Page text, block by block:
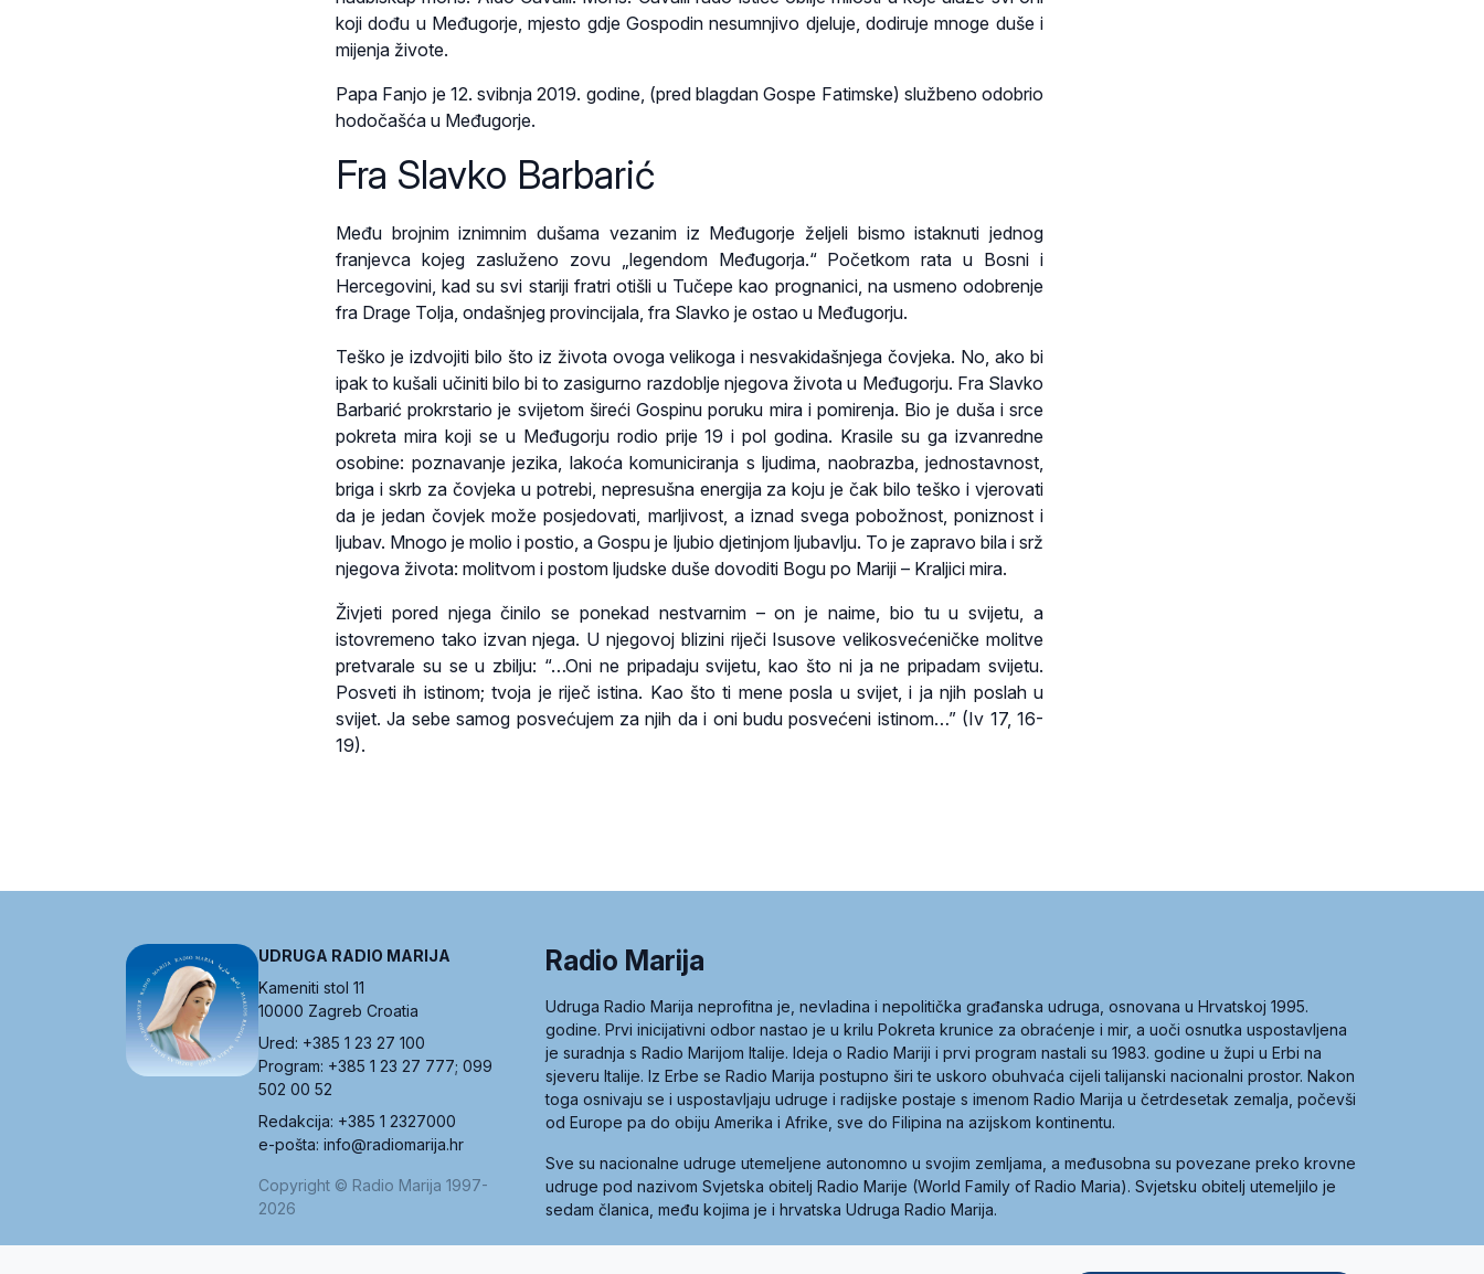
koji dođu u Međugorje, mjesto gdje Gospodin nesumnjivo djeluje, dodiruje mnoge duše i
mijenja živote.
Papa Fanjo je 12. svibnja 2019. godine, (pred blagdan Gospe Fatimske) službeno odobrio
hodočašća u Međugorje.
Fra Slavko Barbarić
Među brojnim iznimnim dušama vezanim iz Međugorje željeli bismo istaknuti jednog
franjevca kojeg zasluženo zovu „legendom Međugorja.“ Početkom rata u Bosni i
Hercegovini, kad su svi stariji fratri otišli u Tučepe kao prognanici, na usmeno odobrenje
fra Drage Tolja, ondašnjeg provincijala, fra Slavko je ostao u Međugorju.
Teško je izdvojiti bilo što iz života ovoga velikoga i nesvakidašnjega čovjeka. No, ako bi
ipak to kušali učiniti bilo bi to zasigurno razdoblje njegova života u Međugorju. Fra Slavko
Barbarić prokrstario je svijetom šireći Gospinu poruku mira i pomirenja. Bio je duša i srce
pokreta mira koji se u Međugorju rodio prije 19 i pol godina. Krasile su ga izvanredne
osobine: poznavanje jezika, lakoća komuniciranja s ljudima, naobrazba, jednostavnost,
briga i skrb za čovjeka u potrebi, nepresušna energija za koju je čak bilo teško i vjerovati
da je jedan čovjek može posjedovati, marljivost, a iznad svega pobožnost, poniznost i
ljubav. Mnogo je molio i postio, a Gospu je ljubio djetinjom ljubavlju. To je zapravo bila i srž
njegova života: molitvom i postom ljudske duše dovoditi Bogu po Mariji – Kraljici mira.
Živjeti pored njega činilo se ponekad nestvarnim – on je naime, bio tu u svijetu, a
istovremeno tako izvan njega. U njegovoj blizini riječi Isusove velikosvećeničke molitve
pretvarale su se u zbilju: “…Oni ne pripadaju svijetu, kao što ni ja ne pripadam svijetu.
Posveti ih istinom; tvoja je riječ istina. Kao što ti mene posla u svijet, i ja njih poslah u
svijet. Ja sebe samog posvećujem za njih da i oni budu posvećeni istinom…” (Iv 17, 16-
19).
UDRUGA RADIO MARIJA
Kameniti stol 11
10000 Zagreb Croatia
Ured: +385 1 23 27 100
Program: +385 1 23 27 777; 099
502 00 52
Redakcija: +385 1 2327000
e-pošta: info@radiomarija.hr
Copyright © Radio Marija 1997-
2026
Radio Marija
Udruga Radio Marija neprofitna je, nevladina i nepolitička građanska udruga, osnovana u Hrvatskoj 1995.
godine. Prvi inicijativni odbor nastao je u krilu Pokreta krunice za obraćenje i mir, a uoči osnutka uspostavljena
je suradnja s Radio Marijom Italije. Ideja o Radio Mariji i prvi program nastali su 1983. godine u župi u Erbi na
sjeveru Italije. Iz Erbe se Radio Marija postupno širi te uskoro obuhvaća cijeli talijanski nacionalni prostor. Nakon
toga osnivaju se i uspostavljaju udruge i radijske postaje s imenom Radio Marija u četrdesetak zemalja, počevši
od Europe pa do obiju Amerika i Afrike, sve do Filipina na azijskom kontinentu.
Sve su nacionalne udruge utemeljene autonomno u svojim zemljama, a međusobna su povezane preko krovne
udruge pod nazivom Svjetska obitelj Radio Marije (World Family of Radio Maria). Svjetsku obitelj utemeljilo je
sedam članica, među kojima je i hrvatska Udruga Radio Marija.